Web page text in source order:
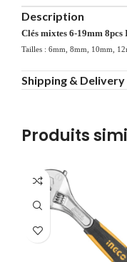
Description
Clés mixtes 6-19mm 8pcs
Tailles : 6mm, 8mm, 10mm,
Shipping & Delivery
Produits